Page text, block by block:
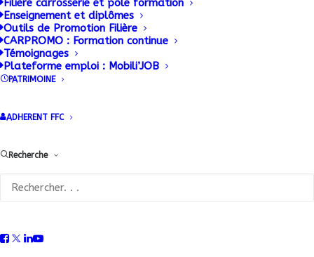
Filière carrosserie et pôle formation
Enseignement et diplômes
Outils de Promotion Filière
CARPROMO : Formation continue
Témoignages
Plateforme emploi : Mobili’JOB
PATRIMOINE
ADHERENT FFC
Recherche
le 5 avril 2023 à 14h
Cette section est
accessible aux
adhérents sur […]
Le contenu
adhérents de